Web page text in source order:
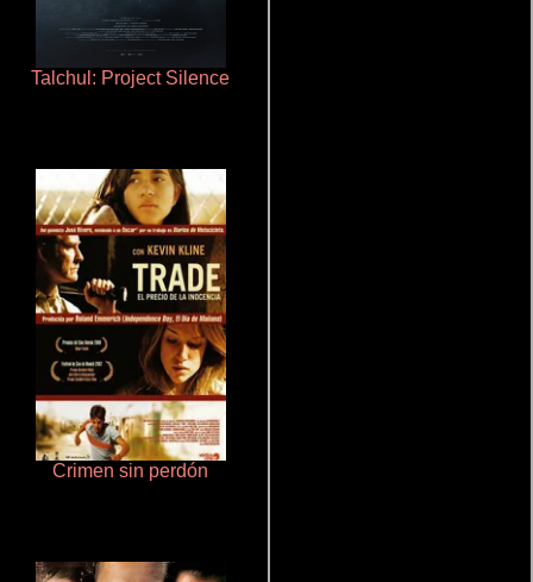
Talchul: Project Silence
Crimen sin perdón